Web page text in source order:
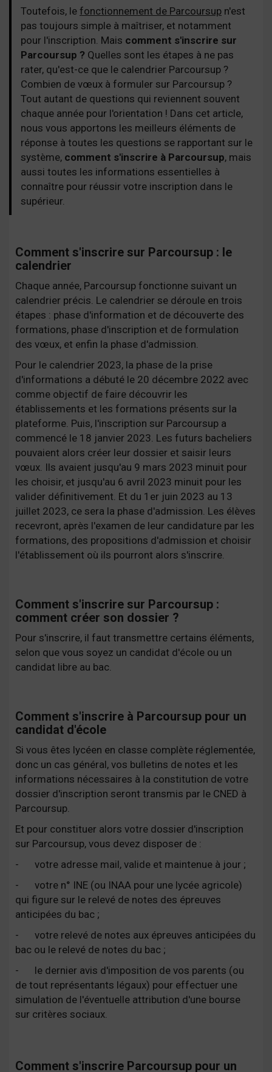
Toutefois, le fonctionnement de Parcoursup n'est
pas toujours simple à maîtriser, et notamment
pour l'inscription. Mais comment s'inscrire sur
Parcoursup ? Quelles sont les étapes à ne pas
rater, qu'est-ce que le calendrier Parcoursup ?
Combien de vœux à formuler sur Parcoursup ?
Tout autant de questions qui reviennent souvent
chaque année pour l'orientation ! Dans cet article,
nous vous apportons les meilleurs éléments de
réponse à toutes les questions se rapportant sur le
système, comment s'inscrire à Parcoursup, mais
aussi toutes les informations essentielles à
connaître pour réussir votre inscription dans le
supérieur.
Comment s'inscrire sur Parcoursup : le
calendrier
Chaque année, Parcoursup fonctionne suivant un
calendrier précis. Le calendrier se déroule en trois
étapes : phase d'information et de découverte des
formations, phase d'inscription et de formulation
des vœux, et enfin la phase d'admission.
Pour le calendrier 2023, la phase de la prise
d'informations a débuté le 20 décembre 2022 avec
comme objectif de faire découvrir les
établissements et les formations présents sur la
plateforme. Puis, l'inscription sur Parcoursup a
commencé le 18 janvier 2023. Les futurs bacheliers
pouvaient alors créer leur dossier et saisir leurs
vœux. Ils avaient jusqu'au 9 mars 2023 minuit pour
les choisir, et jusqu'au 6 avril 2023 minuit pour les
valider définitivement. Et du 1er juin 2023 au 13
juillet 2023, ce sera la phase d'admission. Les élèves
recevront, après l'examen de leur candidature par les
formations, des propositions d'admission et choisir
l'établissement où ils pourront alors s'inscrire.
Comment s'inscrire sur Parcoursup :
comment créer son dossier ?
Pour s'inscrire, il faut transmettre certains éléments,
selon que vous soyez un candidat d'école ou un
candidat libre au bac.
Comment s'inscrire à Parcoursup pour un
candidat d'école
Si vous êtes lycéen en classe complète réglementée,
donc un cas général, vos bulletins de notes et les
informations nécessaires à la constitution de votre
dossier d'inscription seront transmis par le CNED à
Parcoursup.
Et pour constituer alors votre dossier d'inscription
sur Parcoursup, vous devez disposer de :
-
votre adresse mail, valide et maintenue à jour ;
-
votre n° INE (ou INAA pour une lycée agricole)
qui figure sur le relevé de notes des épreuves
anticipées du bac ;
-
votre relevé de notes aux épreuves anticipées du
bac ou le relevé de notes du bac ;
-
le dernier avis d'imposition de vos parents (ou
de tout représentants légaux) pour effectuer une
simulation de l'éventuelle attribution d'une bourse
sur critères sociaux.
Comment s'inscrire Parcoursup pour un